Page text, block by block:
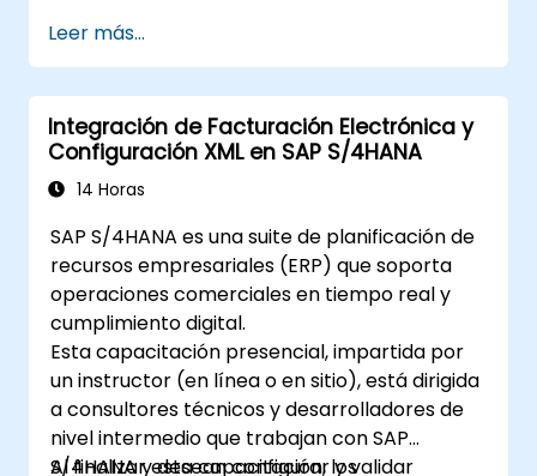
Leer más...
Integración de Facturación Electrónica y
Configuración XML en SAP S/4HANA
14 Horas
SAP S/4HANA es una suite de planificación de
recursos empresariales (ERP) que soporta
operaciones comerciales en tiempo real y
cumplimiento digital.
Esta capacitación presencial, impartida por
un instructor (en línea o en sitio), está dirigida
a consultores técnicos y desarrolladores de
nivel intermedio que trabajan con SAP
S/4HANA y desean configurar y validar
Al finalizar esta capacitación, los